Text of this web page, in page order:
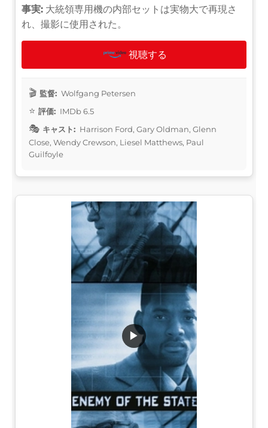
事実: 大統領専用機の内部セットは実物大で再現さ
れ、撮影に使用された。
視聴する
監督: Wolfgang Petersen
評価: IMDb 6.5
キャスト: Harrison Ford, Gary Oldman, Glenn
Close, Wendy Crewson, Liesel Matthews, Paul
Guilfoyle
▶